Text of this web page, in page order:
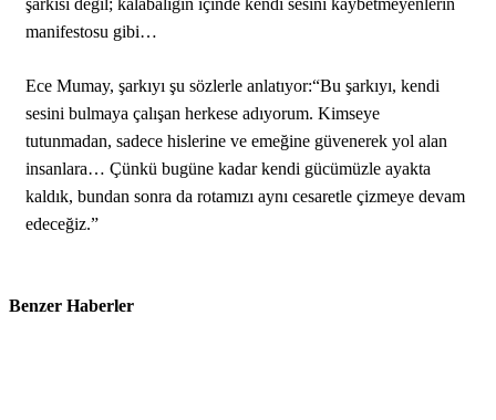
şarkısı değil; kalabalığın içinde kendi sesini kaybetmeyenlerin
manifestosu gibi…
Ece Mumay, şarkıyı şu sözlerle anlatıyor:“Bu şarkıyı, kendi
sesini bulmaya çalışan herkese adıyorum. Kimseye
tutunmadan, sadece hislerine ve emeğine güvenerek yol alan
insanlara… Çünkü bugüne kadar kendi gücümüzle ayakta
kaldık, bundan sonra da rotamızı aynı cesaretle çizmeye devam
edeceğiz.”
Benzer Haberler